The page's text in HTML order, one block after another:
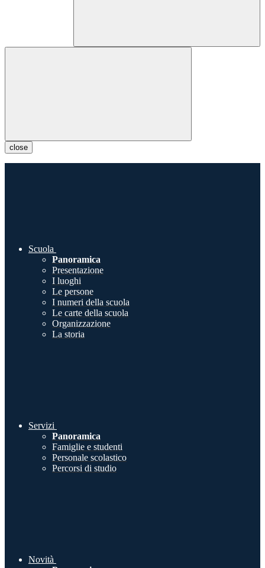
close
Scuola
Panoramica
Presentazione
I luoghi
Le persone
I numeri della scuola
Le carte della scuola
Organizzazione
La storia
Servizi
Panoramica
Famiglie e studenti
Personale scolastico
Percorsi di studio
Novità